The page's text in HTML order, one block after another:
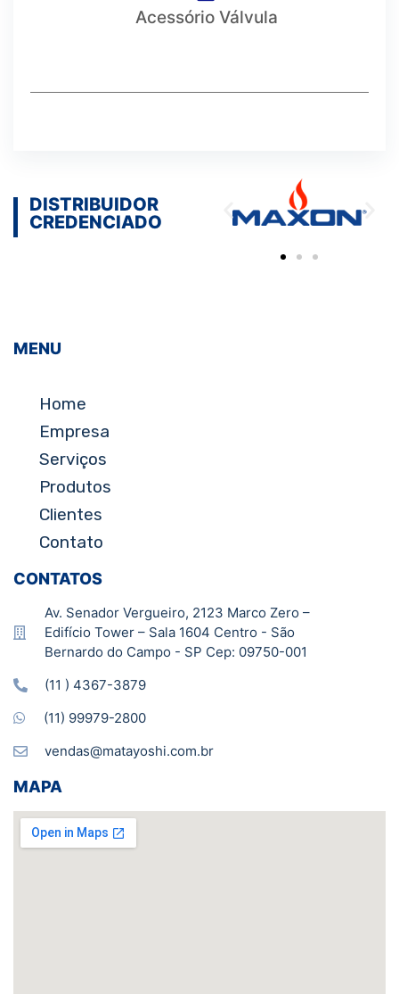
Acessório Válvula
DISTRIBUIDOR
CREDENCIADO
MENU
Home
Empresa
Serviços
Produtos
Clientes
Contato
CONTATOS
Av. Senador Vergueiro, 2123 Marco Zero –
Edifício Tower – Sala 1604 Centro - São
Bernardo do Campo - SP Cep: 09750-001
(11 ) 4367-3879
(11) 99979-2800
vendas@matayoshi.com.br
MAPA